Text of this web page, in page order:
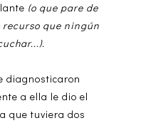
(o que pare de
que ningún
diagnosticaron
a ella le dio el
que tuviera dos